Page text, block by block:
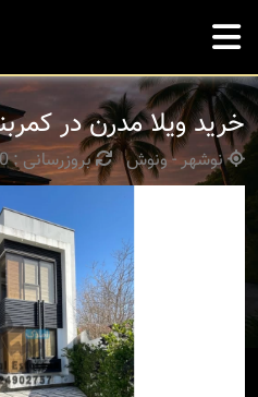
خرید ویلا مدرن در
نوشهر - ونوش بروزرسانی : 20 مرداد 1403